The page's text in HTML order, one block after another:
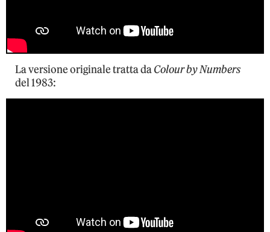
La versione originale tratta daColour by Numbers
del 1983: